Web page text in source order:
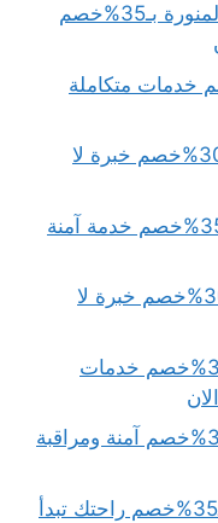
ارخص شركة نقل عفش بالمدينة المنورة بـ35%خصم
بالدمام بـ35%خصم خدمات متكاملة
نقل عفش من مكة الى الرياض بـ30%خصم خبرة لا
نقل عفش من المدينة الى جدة بـ35%خصم خدمة آمنة
نقل عفش من الدمام الى جدة بـ30%خصم خبرة لا
دينات نقل عفش مكة المكرمة بـ35%خصم خدمات
مستودعات تخزين الاثاث بجدة بـ35%خصم آمنة ومراقبة
شركة نقل اثاث بالمدينة المنورة بـ35%خصم راحتك تبدأ